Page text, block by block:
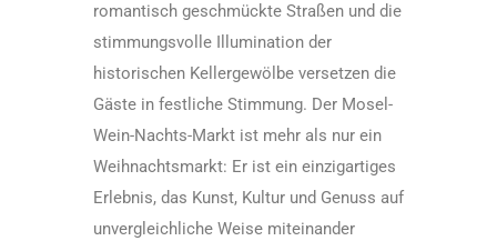
romantisch geschmückte Straßen und die
stimmungsvolle Illumination der
historischen Kellergewölbe versetzen die
Gäste in festliche Stimmung. Der Mosel-
Wein-Nachts-Markt ist mehr als nur ein
Weihnachtsmarkt: Er ist ein einzigartiges
Erlebnis, das Kunst, Kultur und Genuss auf
unvergleichliche Weise miteinander